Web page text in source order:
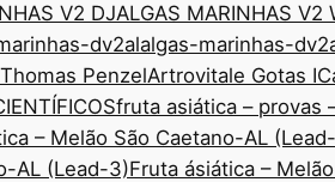
V2 DJALGAS MARINHAS V2
dv2alalgas-marinhas-
PenzelArtrovitale Gotas I
fruta asiática – provas
– Melão São Caetano-AL
AL (Lead-3)Fruta ásiática –